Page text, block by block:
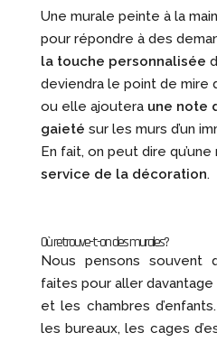
Une murale peinte à la
pour répondre à des
la touche personnalisée
deviendra le point de mire
ou elle ajoutera une note
gaieté sur les murs d’un
En fait, on peut dire qu’une
service de la décoration.
Où retrouve-t-on des murales?
Nous pensons souvent
faites pour aller
et les chambres
les bureaux, les cages